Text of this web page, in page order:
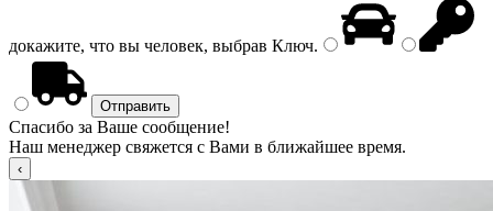
докажите, что вы человек, выбрав Ключ.
Спасибо за Ваше сообщение!
Наш менеджер свяжется с Вами в ближайшее время.